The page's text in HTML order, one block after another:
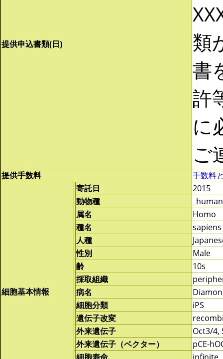
提供申込書類(日)
類
書
許
に
ご
提供手数料 手数料
細胞基本情報
寄託日
2015
動物種
属名
Homo
種名
sapiens
人種
性別
Male
齢
10s
採取組織
病名
細胞分類
iPS
遺伝子改変
外来遺伝子
Oct3/4,
外来遺伝子（ベクター）
pCE-